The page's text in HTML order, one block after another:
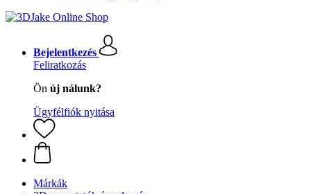
Bejelentkezés
Feliratkozás
Ön új nálunk?
Ügyfélfiók nyitása
Márkák